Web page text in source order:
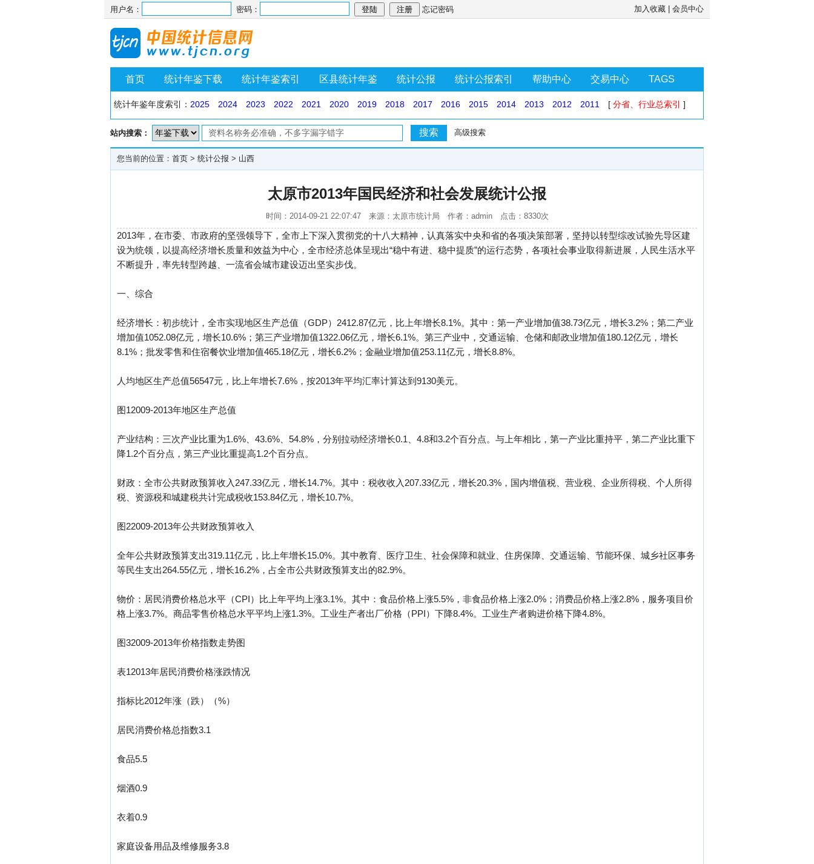
用户名： 密码： 忘记密码 加入收藏 会员中心
首页 统计年鉴下载 统计年鉴索引 区县统计年鉴 统计公报 统计公报索引 帮助中心 交易中心 TAGS
统计年鉴年度索引： 2025 2024 2023 2022 2021 2020 2019 2018 2017 2016 2015 2014 2013 2012 2011 [ 分省、行业总索引 ]
站内搜索： 高级搜索
您当前的位置： 首页 > 统计公报 > 山西
太原市2013年国民经济和社会发展统计公报
时间：2014-09-21 22:07:47 来源：太原市统计局 作者：admin 点击：8330次
2013年，在市委、市政府的坚强领导下，全市上下深入贯彻党的十八大精神，认真落实中央和省的各项决策部署，坚持以转型综改试验先导区建
设为统领，以提高经济增长质量和效益为中心，全市经济总体呈现出“稳中有进、稳中提质”的运行态势，各项社会事业取得新进展，人民生活水平
不断提升，率先转型跨越、一流省会城市建设迈出坚实步伐。
一、综合
经济增长：初步统计，全市实现地区生产总值（GDP）2412.87亿元，比上年增长8.1%。其中：第一产业增加值38.73亿元，增长3.2%；第二产业
增加值1052.08亿元，增长10.6%；第三产业增加值1322.06亿元，增长6.1%。第三产业中，交通运输、仓储和邮政业增加值180.12亿元，增长
8.1%；批发零售和住宿餐饮业增加值465.18亿元，增长6.2%；金融业增加值253.11亿元，增长8.8%。
人均地区生产总值56547元，比上年增长7.6%，按2013年平均汇率计算达到9130美元。
图12009-2013年地区生产总值
产业结构：三次产业比重为1.6%、43.6%、54.8%，分别拉动经济增长0.1、4.8和3.2个百分点。与上年相比，第一产业比重持平，第二产业比重下
降1.2个百分点，第三产业比重提高1.2个百分点。
财政：全市公共财政预算收入247.33亿元，增长14.7%。其中：税收收入207.33亿元，增长20.3%，国内增值税、营业税、企业所得税、个人所得
税、资源税和城建税共计完成税收153.84亿元，增长10.7%。
图22009-2013年公共财政预算收入
全年公共财政预算支出319.11亿元，比上年增长15.0%。其中教育、医疗卫生、社会保障和就业、住房保障、交通运输、节能环保、城乡社区事务
等民生支出264.55亿元，增长16.2%，占全市公共财政预算支出的82.9%。
物价：居民消费价格总水平（CPI）比上年平均上涨3.1%。其中：食品价格上涨5.5%，非食品价格上涨2.0%；消费品价格上涨2.8%，服务项目价
格上涨3.7%。商品零售价格总水平平均上涨1.3%。工业生产者出厂价格（PPI）下降8.4%。工业生产者购进价格下降4.8%。
图32009-2013年价格指数走势图
表12013年居民消费价格涨跌情况
指标比2012年涨（跌）（%）
居民消费价格总指数3.1
食品5.5
烟酒0.9
衣着0.9
家庭设备用品及维修服务3.8